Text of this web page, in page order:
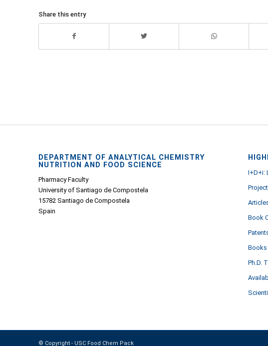
Share this entry
DEPARTMENT OF ANALYTICAL CHEMISTRY
NUTRITION AND FOOD SCIENCE
Pharmacy Faculty
University of Santiago de Compostela
15782 Santiago de Compostela
Spain
I+D+i:
Book
Books
Ph.D.
© Copyright - USC Food Chem Pack